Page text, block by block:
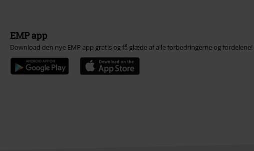
EMP app
Download den nye EMP app gratis og få glæde af alle forbedringerne og fordelene!